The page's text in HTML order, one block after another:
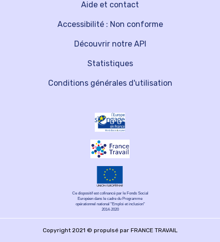
Découvrir notre API
Aide et contact
Statistiques
Accessibilité : Non conforme
Conditions générales d'utilisation
Ce dispositif est cofinancé par le Fonds Social
Européen dans le cadre du Programme
opérationnel national "Emploi et inclusion"
2014-2020
Copyright 2021 © propulsé par FRANCE TRAVAIL